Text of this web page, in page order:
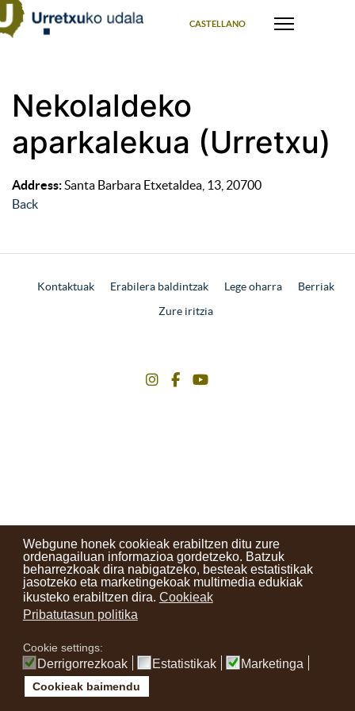
Webgune honek cookieak erabiltzen ditu zure
ordenagailuan informazioa gordetzeko. Batzuk
beharrezkoak dira nabigatzeko, besteak estatistikak
jasotzeko eta marketingekoak multimedia edukiak
ikusteko erabiltzen dira. Cookieak
Pribatutasun politika
Cookie settings:
Derrigorrezkoak Estatistikak Marketinga
Cookieak baimendu
CASTELLANO
Nekolaldeko
aparkalekua (Urretxu)
Address:Santa Barbara Etxetaldea, 13, 20700
Back
Kontaktuak Erabilera baldintzak Lege oharra
Berriak
Zure iritzia